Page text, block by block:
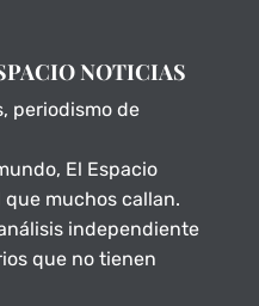
NOTICIAS
periodismo de
El Espacio
muchos callan.
independiente
que no tienen